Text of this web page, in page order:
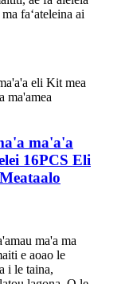
faʻateleina ai
ma'a'a
16PCS Eli
ma'a ma
e aoao le
i le taina,